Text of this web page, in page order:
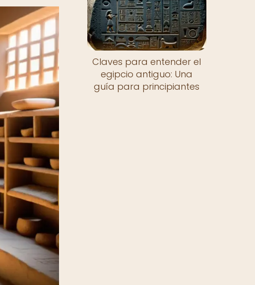
Claves para entender el
egipcio antiguo: Una
guía para principiantes